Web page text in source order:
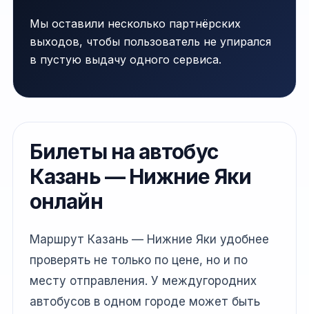
Мы оставили несколько партнёрских
выходов, чтобы пользователь не упирался
в пустую выдачу одного сервиса.
Билеты на автобус
Казань — Нижние Яки
онлайн
Маршрут Казань — Нижние Яки удобнее
проверять не только по цене, но и по
месту отправления. У междугородних
автобусов в одном городе может быть